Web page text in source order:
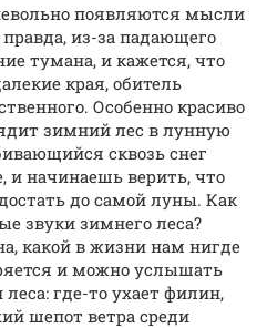
появляются мысли
из-за падающего
тумана, и кажется, что
края, обитель
Особенно красиво
зимний лес в лунную
сквозь снег
и начинаешь верить, что
до самой луны. Как
звуки зимнего леса?
какой в жизни нам нигде
и можно услышать
где-то ухает филин,
шепот ветра среди